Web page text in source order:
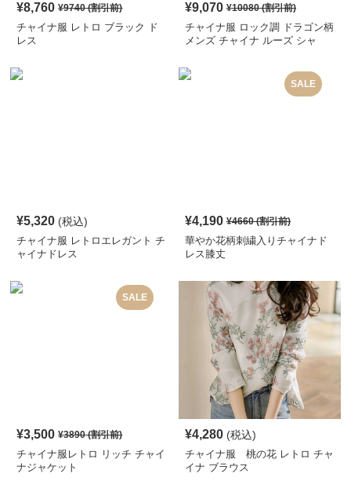
¥8,760 ¥9740(割引前)
チャイナ服 レトロ ブラック ド
レス
¥9,070 ¥10080(割引前)
チャイナ服 ロック調 ドラゴン柄
メンズ チャイナ ルーズ シャ
¥5,320 (税込)
チャイナ服 レトロエレガント チ
ャイナドレス
SALE
¥4,190 ¥4660(割引前)
華やか花柄刺繍入りチャイナド
レス膝丈
SALE
¥3,500 ¥3890(割引前)
チャイナ服レトロ リッチ チャイ
ナジャケット
¥4,280 (税込)
チャイナ服 桃の花 レトロ チャ
イナ ブラウス